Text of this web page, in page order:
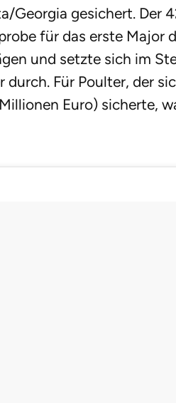
Georgia gesichert. Der
für das erste Major
und setzte sich im
durch. Für Poulter, der
Euro) sicherte,